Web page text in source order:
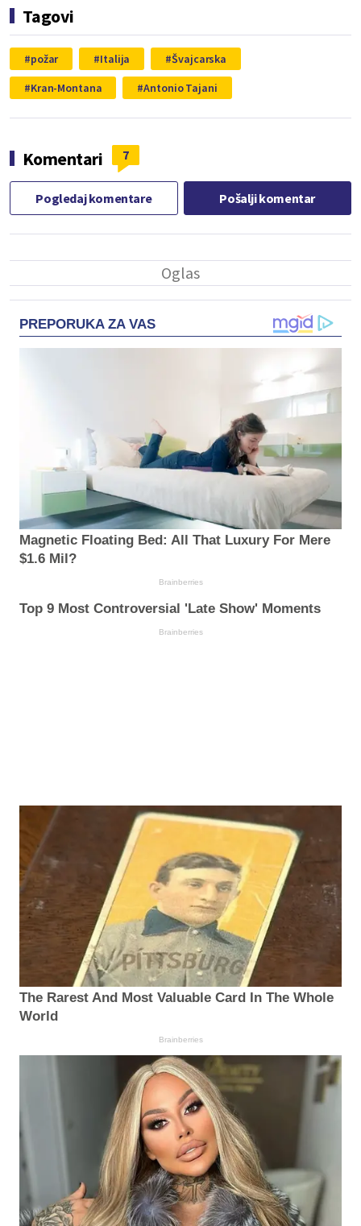
Tagovi
požar Italija
Švajcarska
Kran-Montana
Antonio Tajani
Komentari 7
Pogledaj komentare Pošalji komentar
PREPORUKA ZA VAS
Magnetic Floating Bed: All That Luxury For Mere
$1.6 Mil?
Brainberries
Top 9 Most Controversial 'Late Show' Moments
Brainberries
The Rarest And Most Valuable Card In The Whole
World
Brainberries